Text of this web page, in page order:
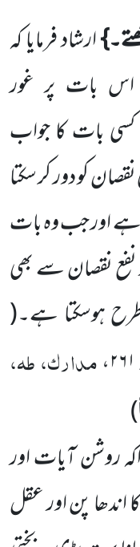
ارشاد فرمایا کہ
اس بات پر غور
کسی بات کا جواب
کو دور کر سکتا
ہے اور جب وہ بات
نقصان سے بھی
ہوسکتا ہے۔(
مدارک، طہ،
)
روشن آیات اور
اندھا پن اور عقل